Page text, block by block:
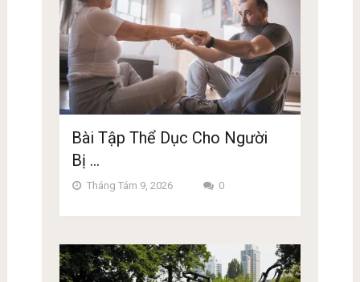
Bài Tập Thể Dục Cho Người
Bị …
Tháng Tám 9, 2026 0